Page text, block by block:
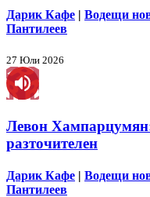
Дарик Кафе | Водещи
Пантилеев
27 Юли 2026
Левон
разточителен
Дарик Кафе | Водещи
Пантилеев